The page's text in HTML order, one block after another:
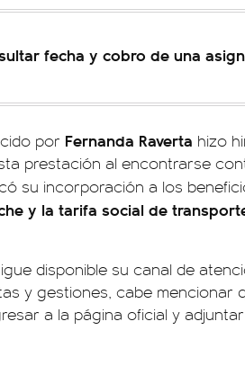
fecha y cobro de una
por Fernanda Raverta hizo
prestación al encontrarse
su incorporación a los
y la tarifa social de
disponible su canal de
y gestiones, cabe mencionar
a la página oficial y adjuntar